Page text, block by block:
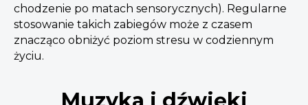
chodzenie po matach sensorycznych). Regularne
stosowanie takich zabiegów może z czasem
znacząco obniżyć poziom stresu w codziennym
życiu.